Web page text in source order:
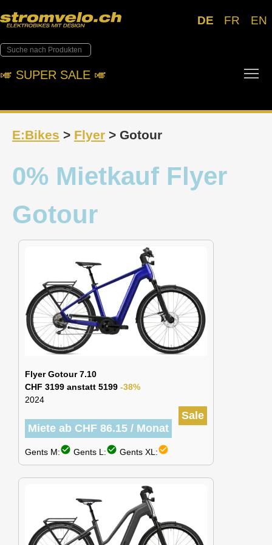
DE FR EN
🎺︎ SUPER SALE 🎺︎
E:Bikes > Flyer > Gotour
0% Mietkauf Flyer
Gotour
Flyer Gotour 7.10
CHF 3199 anstatt 5199 -38%
2024
Sale
Miete ab CHF 86.15 / Monat
Gents M:check_circle Gents L:check_circle Gents XL:check_circle